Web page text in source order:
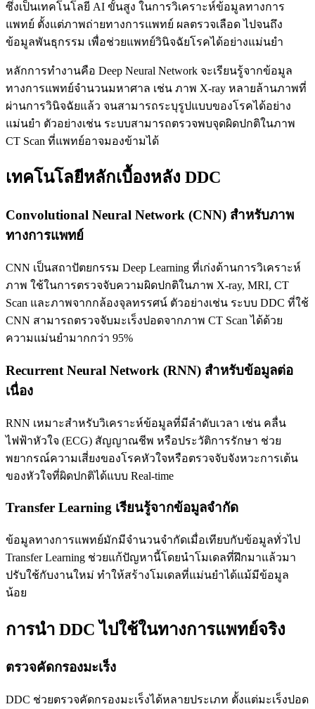
ซึ่งเป็นเทคโนโลยี AI ขั้นสูง ในการวิเคราะห์ข้อมูลทางการ
แพทย์ ตั้งแต่ภาพถ่ายทางการแพทย์ ผลตรวจเลือด ไปจนถึง
ข้อมูลพันธุกรรม เพื่อช่วยแพทย์วินิจฉัยโรคได้อย่างแม่นยำ
หลักการทำงานคือ Deep Neural Network จะเรียนรู้จากข้อมูล
ทางการแพทย์จำนวนมหาศาล เช่น ภาพ X-ray หลายล้านภาพที่
ผ่านการวินิจฉัยแล้ว จนสามารถระบุรูปแบบของโรคได้อย่าง
แม่นยำ ตัวอย่างเช่น ระบบสามารถตรวจพบจุดผิดปกติในภาพ
CT Scan ที่แพทย์อาจมองข้ามได้
เทคโนโลยีหลักเบื้องหลัง DDC
Convolutional Neural Network (CNN) สำหรับภาพ
ทางการแพทย์
CNN เป็นสถาปัตยกรรม Deep Learning ที่เก่งด้านการวิเคราะห์
ภาพ ใช้ในการตรวจจับความผิดปกติในภาพ X-ray, MRI, CT
Scan และภาพจากกล้องจุลทรรศน์ ตัวอย่างเช่น ระบบ DDC ที่ใช้
CNN สามารถตรวจจับมะเร็งปอดจากภาพ CT Scan ได้ด้วย
ความแม่นยำมากกว่า 95%
Recurrent Neural Network (RNN) สำหรับข้อมูลต่อ
เนื่อง
RNN เหมาะสำหรับวิเคราะห์ข้อมูลที่มีลำดับเวลา เช่น คลื่น
ไฟฟ้าหัวใจ (ECG) สัญญาณชีพ หรือประวัติการรักษา ช่วย
พยากรณ์ความเสี่ยงของโรคหัวใจหรือตรวจจับจังหวะการเต้น
ของหัวใจที่ผิดปกติได้แบบ Real-time
Transfer Learning เรียนรู้จากข้อมูลจำกัด
ข้อมูลทางการแพทย์มักมีจำนวนจำกัดเมื่อเทียบกับข้อมูลทั่วไป
Transfer Learning ช่วยแก้ปัญหานี้โดยนำโมเดลที่ฝึกมาแล้วมา
ปรับใช้กับงานใหม่ ทำให้สร้างโมเดลที่แม่นยำได้แม้มีข้อมูล
น้อย
การนำ DDC ไปใช้ในทางการแพทย์จริง
ตรวจคัดกรองมะเร็ง
DDC ช่วยตรวจคัดกรองมะเร็งได้หลายประเภท ตั้งแต่มะเร็งปอด